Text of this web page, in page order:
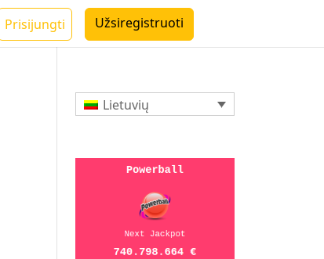
Prisijungti Užsiregistruoti
Lietuvių